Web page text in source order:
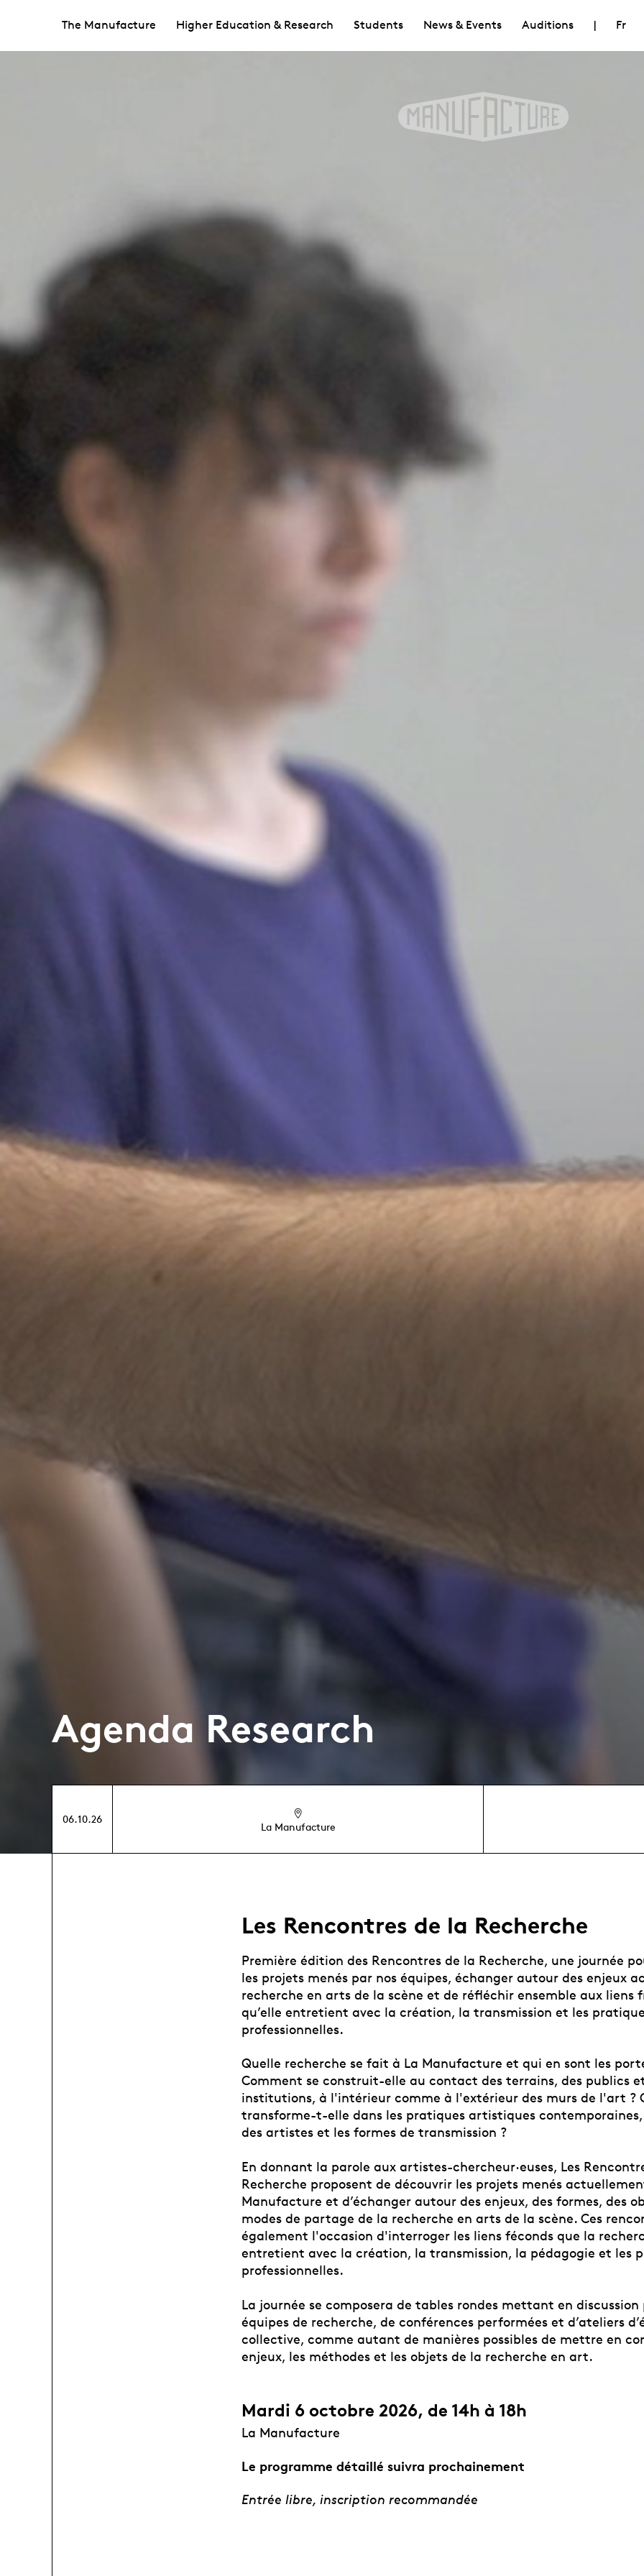
The Manufacture Higher Education & Research Students News & Events Auditions | Fr
Agenda Research
06.10.26
La Manufacture
Les Rencontres de la Recherche
Première édition des Rencontres de la Recherche, une journée
les projets menés par nos équipes, échanger autour des enjeux
recherche en arts de la scène et de réfléchir ensemble aux liens
qu’elle entretient avec la création, la transmission et les
professionnelles.
Quelle recherche se fait à La Manufacture et qui en sont les
Comment se construit-elle au contact des terrains, des publics
institutions, à l'intérieur comme à l'extérieur des murs de l'art ?
transforme-t-elle dans les pratiques artistiques contemporaines,
des artistes et les formes de transmission ?
En donnant la parole aux artistes-chercheur·euses, Les
Recherche proposent de découvrir les projets menés
Manufacture et d’échanger autour des enjeux, des formes, des
modes de partage de la recherche en arts de la scène. Ces
également l'occasion d'interroger les liens féconds que la
entretient avec la création, la transmission, la pédagogie et les
professionnelles.
La journée se composera de tables rondes mettant en discussion
équipes de recherche, de conférences performées et d’ateliers
collective, comme autant de manières possibles de mettre en
enjeux, les méthodes et les objets de la recherche en art.
Mardi 6 octobre 2026, de 14h à 18h
La Manufacture
Le programme détaillé suivra prochainement
Entrée libre, inscription recommandée